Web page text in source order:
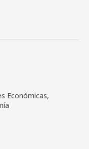
Económicas,